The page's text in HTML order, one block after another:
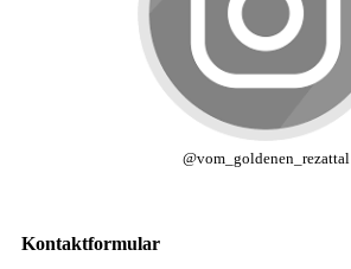
@vom_goldenen_rezattal
Kontaktformular